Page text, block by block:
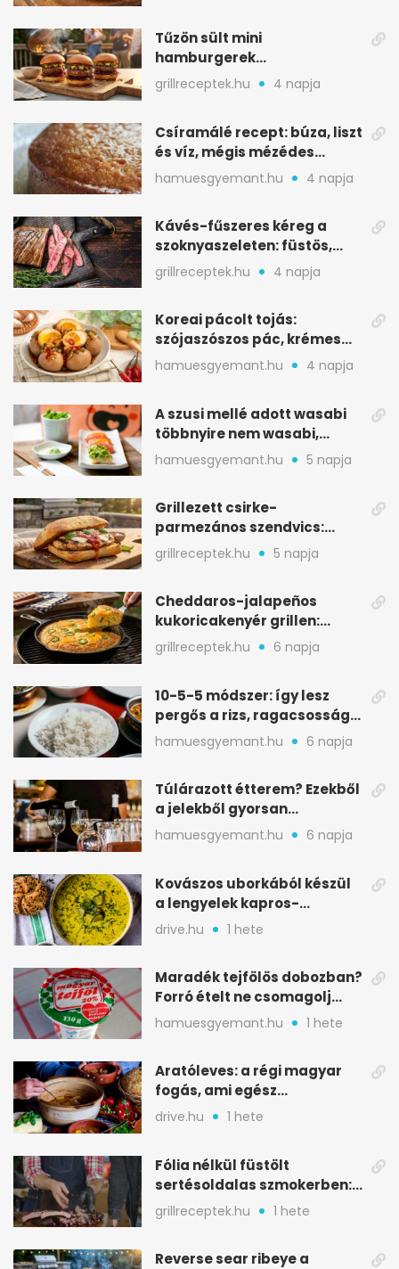
Tűzön sült mini
hamburgerek
sobrasadával: csípős-
mézes falatkák
grillreceptek.hu 4 napja
Csíramálé recept: búza, liszt
és víz, mégis mézédes
sütemény
hamuesgyemant.hu 4 napja
Kávés-fűszeres kéreg a
szoknyaszeleten: füstös,
csokoládés mélység
grillreceptek.hu 4 napja
Koreai pácolt tojás:
szójaszószos pác, krémes
sárgája, pár óra alatt
hamuesgyemant.hu 4 napja
A szusi mellé adott wasabi
többnyire nem wasabi,
hanem fűszerkeverék
hamuesgyemant.hu 5 napja
Grillezett csirke-
parmezános szendvics:
ropogós csirke, olvadó sajt
grillreceptek.hu 5 napja
Cheddaros-jalapeños
kukoricakenyér grillen:
ropogós alj, puha belső
grillreceptek.hu 6 napja
10-5-5 módszer: így lesz
pergős a rizs, ragacsosság
nélkül
hamuesgyemant.hu 6 napja
Túlárazott étterem? Ezekből
a jelekből gyorsan
észreveheted
hamuesgyemant.hu 6 napja
Kovászos uborkából készül
a lengyelek kapros-
savanykás levese
drive.hu 1 hete
Maradék tejfölös dobozban?
Forró ételt ne csomagolj
ilyen tégelybe
hamuesgyemant.hu 1 hete
Aratóleves: a régi magyar
fogás, ami egész
csapatokat jóllakatott
drive.hu 1 hete
Fólia nélkül füstölt
sertésoldalas szmokerben:
ropogós bark, 6 óra
grillreceptek.hu 1 hete
Reverse sear ribeye a